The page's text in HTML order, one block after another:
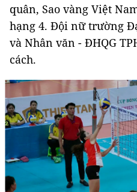
quân, Sao vàng Việt
hạng 4. Đội nữ trường
và Nhân văn - ĐHQG
cách.